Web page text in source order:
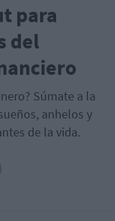
para
del
Súmate a la
anhelos y
de la vida.